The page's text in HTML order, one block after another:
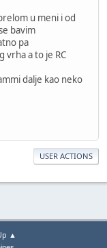
u meni i od
bavim
pa
vrha a to je RC
dalje kao neko
USER ACTIONS
▲